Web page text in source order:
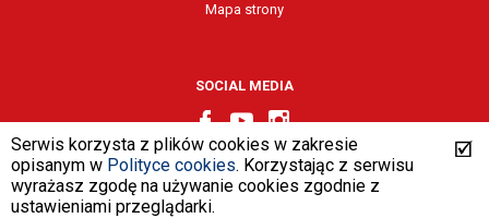
Mapa strony
SOCIAL MEDIA
Serwis korzysta z plików cookies w zakresie
opisanym w Polityce cookies. Korzystając z serwisu
wyrażasz zgodę na używanie cookies zgodnie z
ustawieniami przeglądarki.